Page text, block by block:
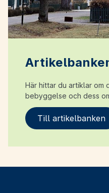
Här hittar du artiklar om
bebyggelse och dess
Till artikelbanken